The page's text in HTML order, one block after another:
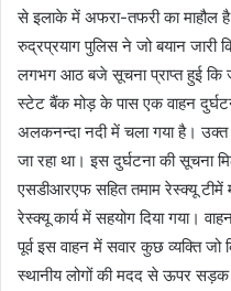
से इलाके में अफरा-तफरी का माहौल
रुद्रप्रयाग पुलिस ने जो बयान
लगभग आठ बजे सूचना प्राप्त हुई कि
स्टेट बैंक मोड़ के पास एक वाहन
अलकनन्दा नदी में चला गया है। उक्त
जा रहा था। इस दुर्घटना की सूचना
एसडीआरएफ सहित तमाम रेस्क्यू टीमें
रेस्क्यू कार्य में सहयोग दिया गया।
पूर्व इस वाहन में सवार कुछ व्यक्ति जो
स्थानीय लोगों की मदद से ऊपर सड़क